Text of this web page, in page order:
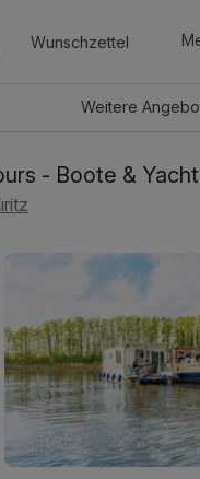
Wunschzettel
Weitere
- Boote &